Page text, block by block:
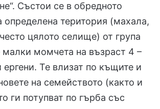
Състои се в обредното
определена територия (махала,
цялото селище) от група
малки момчета на възраст 4 –
ергени. Те влизат по къщите и
на семейството (както и
ги потупват по гърба със